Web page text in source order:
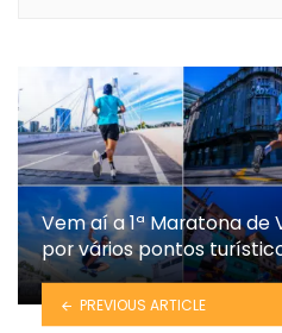
Vem aí a 1ª Maratona de
por vários pontos
PREVIOUS ARTICLE